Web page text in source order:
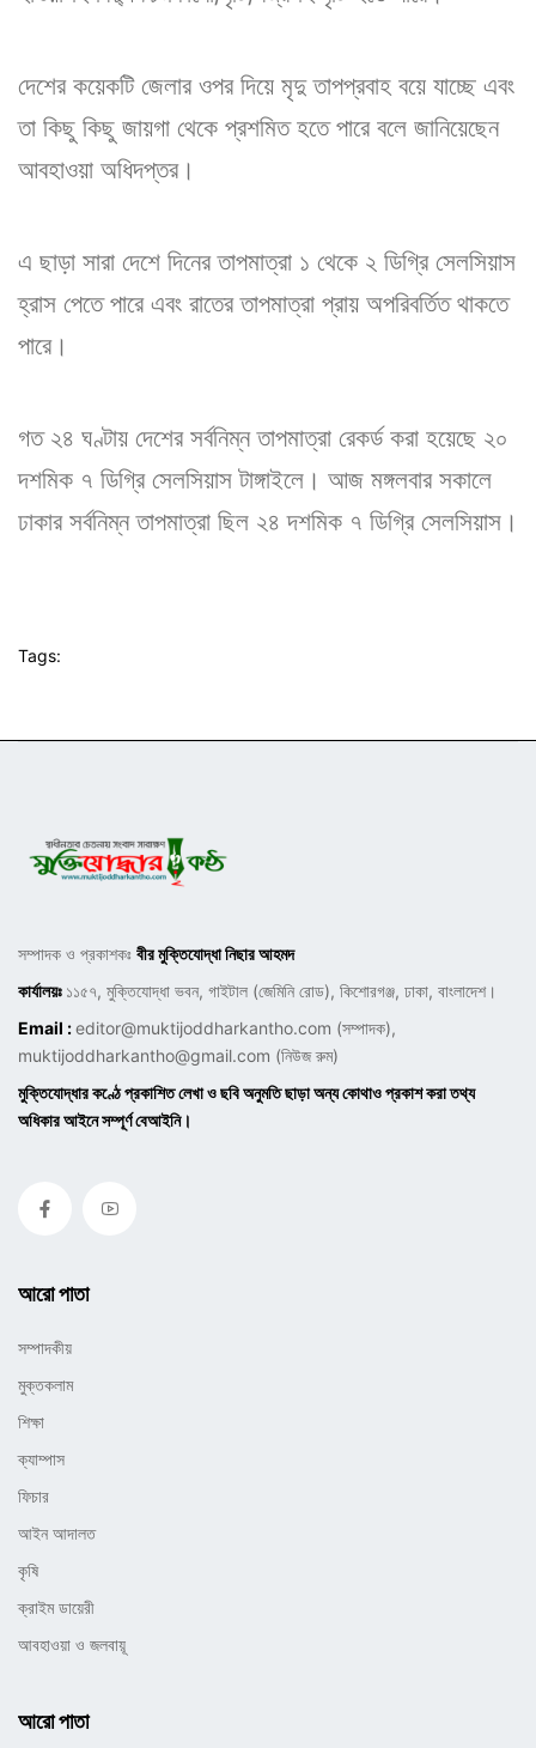
দেশের কয়েকটি জেলার ওপর দিয়ে মৃদু তাপপ্রবাহ বয়ে যাচ্ছে এবং
তা কিছু কিছু জায়গা থেকে প্রশমিত হতে পারে বলে জানিয়েছেন
আবহাওয়া অধিদপ্তর।
এ ছাড়া সারা দেশে দিনের তাপমাত্রা ১ থেকে ২ ডিগ্রি সেলসিয়াস
হ্রাস পেতে পারে এবং রাতের তাপমাত্রা প্রায় অপরিবর্তিত থাকতে
পারে।
গত ২৪ ঘণ্টায় দেশের সর্বনিম্ন তাপমাত্রা রেকর্ড করা হয়েছে ২০
দশমিক ৭ ডিগ্রি সেলসিয়াস টাঙ্গাইলে। আজ মঙ্গলবার সকালে
ঢাকার সর্বনিম্ন তাপমাত্রা ছিল ২৪ দশমিক ৭ ডিগ্রি সেলসিয়াস।
Tags:
সম্পাদক ও প্রকাশকঃ বীর মুক্তিযোদ্ধা নিছার আহমদ
কার্যালয়ঃ ১১৫৭, মুক্তিযোদ্ধা ভবন, গাইটাল (জেমিনি রোড), কিশোরগঞ্জ, ঢাকা, বাংলাদেশ।
Email :editor@muktijoddharkantho.com (সম্পাদক),
muktijoddharkantho@gmail.com (নিউজ রুম)
মুক্তিযোদ্ধার কণ্ঠে প্রকাশিত লেখা ও ছবি অনুমতি ছাড়া অন্য কোথাও প্রকাশ করা তথ্য
অধিকার আইনে সম্পূর্ণ বেআইনি।
আরো পাতা
সম্পাদকীয়
মুক্তকলাম
শিক্ষা
ক্যাম্পাস
ফিচার
আইন আদালত
কৃষি
ক্রাইম ডায়েরী
আবহাওয়া ও জলবায়ূ
আরো পাতা